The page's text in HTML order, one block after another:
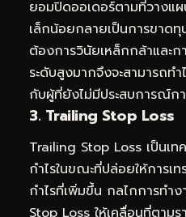
ยอมปิดออเดอร์ตามที่วางแ
เล็กน้อยกลายเป็นการขาด
ต้องการวินัยเหล็กกล้าและ
ระดับสูงมากจึงจะสามารถทำ
กับผู้ที่ยังไม่มีประสบการณ์ก
3. Trailing Stop Loss
Trailing Stop Loss เป็นเ
กำไรในขณะที่ปล่อยให้การเ
กำไรที่เพิ่มขึ้น กลไกการทำง
Stop Loss ให้เคลื่อนที่ตามร